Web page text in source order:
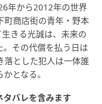
年から2012年の世界
町商店街の青年・野本
きる光誠は、未来の
その代償を払う日は
落とした犯人は一体誰
となる。
バレを含みます